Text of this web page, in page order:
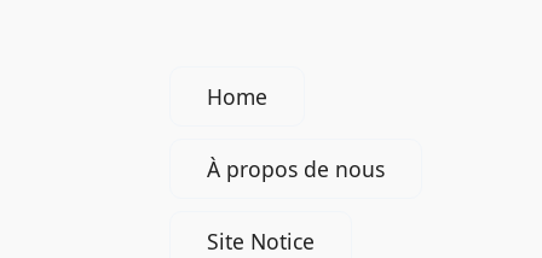
Home
À propos de nous
Site Notice